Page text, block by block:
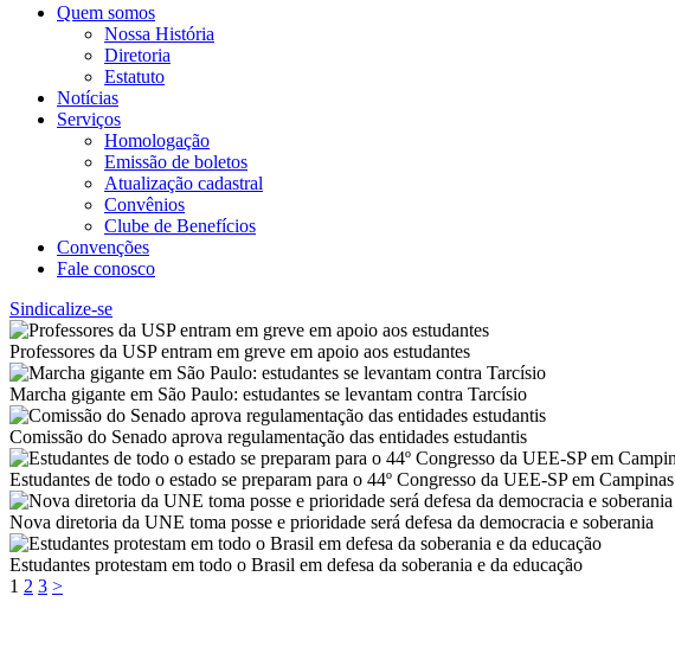
Quem somos
Nossa História
Diretoria
Estatuto
Notícias
Serviços
Homologação
Emissão de boletos
Atualização cadastral
Convênios
Clube de Benefícios
Convenções
Fale conosco
Sindicalize-se
Professores da USP entram em greve em apoio aos estudantes
Marcha gigante em São Paulo: estudantes se levantam contra Tarcísio
Comissão do Senado aprova regulamentação das entidades estudantis
Estudantes de todo o estado se preparam para o 44º Congresso da UEE-SP em Campinas
Nova diretoria da UNE toma posse e prioridade será defesa da democracia e soberania
Estudantes protestam em todo o Brasil em defesa da soberania e da educação
Paginação
Page
1 Page
2 Page
3 >